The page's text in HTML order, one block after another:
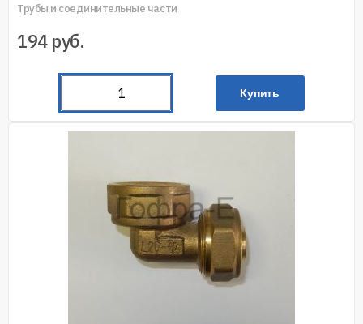
Трубы и соединительные части
194 руб.
Купить